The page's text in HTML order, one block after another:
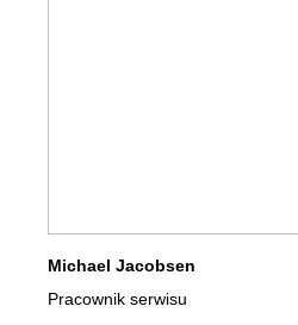
Michael Jacobsen
Pracownik serwisu